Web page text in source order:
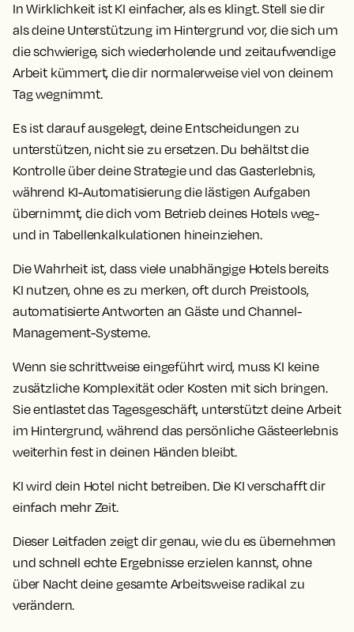
In Wirklichkeit ist KI einfacher, als es klingt. Stell sie dir
als deine Unterstützung im Hintergrund vor, die sich um
die schwierige, sich wiederholende und zeitaufwendige
Arbeit kümmert, die dir normalerweise viel von deinem
Tag wegnimmt.
Es ist darauf ausgelegt, deine Entscheidungen zu
unterstützen, nicht sie zu ersetzen. Du behältst die
Kontrolle über deine Strategie und das Gasterlebnis,
während KI-Automatisierung die lästigen Aufgaben
übernimmt, die dich vom Betrieb deines Hotels weg-
und in Tabellenkalkulationen hineinziehen.
Die Wahrheit ist, dass viele unabhängige Hotels bereits
KI nutzen, ohne es zu merken, oft durch Preistools,
automatisierte Antworten an Gäste und Channel-
Management-Systeme.
Wenn sie schrittweise eingeführt wird, muss KI keine
zusätzliche Komplexität oder Kosten mit sich bringen.
Sie entlastet das Tagesgeschäft, unterstützt deine Arbeit
im Hintergrund, während das persönliche Gästeerlebnis
weiterhin fest in deinen Händen bleibt.
KI wird dein Hotel nicht betreiben. Die KI verschafft dir
einfach mehr Zeit.
Dieser Leitfaden zeigt dir genau, wie du es übernehmen
und schnell echte Ergebnisse erzielen kannst, ohne
über Nacht deine gesamte Arbeitsweise radikal zu
verändern.